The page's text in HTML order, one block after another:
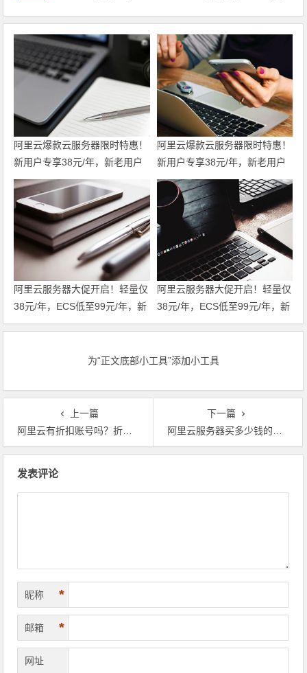
阿里云爆款云服务器限时特惠！
新用户专享38元/年，新老用户
均享99元/年，支持全场景一键
部署，轻松开服 领代金券
阿里云爆款云服务器限时特惠！
新用户专享38元/年，新老用户
均享99元/年，支持全场景一键
部署，轻松开服
阿里云服务器大促开启！轻量仅
38元/年，ECS低至99元/年，新
老用户同享福利！u2i年付3折
级实例限时特惠，不容错过！领
阿里云服务器大促开启！轻量仅
38元/年，ECS低至99元/年，新
老用户同享福利！u2i年付3折
级实例限时特惠，不容错过！
为“正文底部小工具”添加小工具
上一篇
阿里云有折扣账号吗？折扣账号如何申请？
下一篇
阿里云服务器买多少钱的最好？配置应该怎么选？
发表评论
昵称 *
邮箱 *
网址